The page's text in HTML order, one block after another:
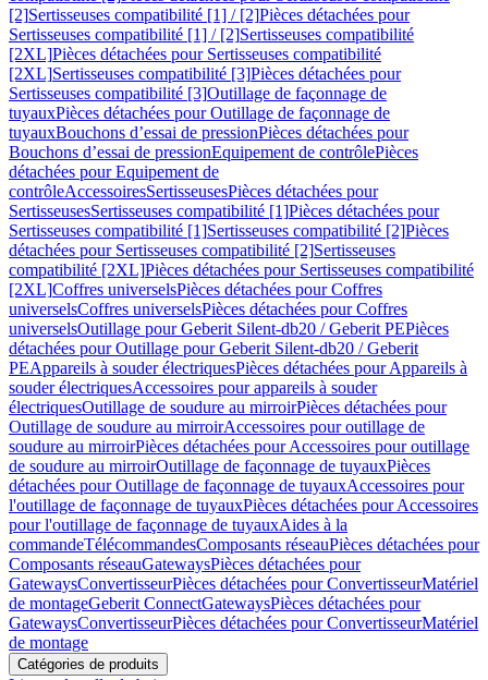
[2]Sertisseuses compatibilité [1] / [2]Pièces détachées pour
Sertisseuses compatibilité [1] / [2]Sertisseuses compatibilité
[2XL]Pièces détachées pour Sertisseuses compatibilité
[2XL]Sertisseuses compatibilité [3]Pièces détachées pour
Sertisseuses compatibilité [3]Outillage de façonnage de
tuyauxPièces détachées pour Outillage de façonnage de
tuyauxBouchons d’essai de pressionPièces détachées pour
Bouchons d’essai de pressionEquipement de contrôlePièces
détachées pour Equipement de
contrôleAccessoiresSertisseusesPièces détachées pour
SertisseusesSertisseuses compatibilité [1]Pièces détachées pour
Sertisseuses compatibilité [1]Sertisseuses compatibilité [2]Pièces
détachées pour Sertisseuses compatibilité [2]Sertisseuses
compatibilité [2XL]Pièces détachées pour Sertisseuses compatibilité
[2XL]Coffres universelsPièces détachées pour Coffres
universelsCoffres universelsPièces détachées pour Coffres
universelsOutillage pour Geberit Silent-db20 / Geberit PEPièces
détachées pour Outillage pour Geberit Silent-db20 / Geberit
PEAppareils à souder électriquesPièces détachées pour Appareils à
souder électriquesAccessoires pour appareils à souder
électriquesOutillage de soudure au mirroirPièces détachées pour
Outillage de soudure au mirroirAccessoires pour outillage de
soudure au mirroirPièces détachées pour Accessoires pour outillage
de soudure au mirroirOutillage de façonnage de tuyauxPièces
détachées pour Outillage de façonnage de tuyauxAccessoires pour
l'outillage de façonnage de tuyauxPièces détachées pour Accessoires
pour l'outillage de façonnage de tuyauxAides à la
commandeTélécommandesComposants réseauPièces détachées pour
Composants réseauGatewaysPièces détachées pour
GatewaysConvertisseurPièces détachées pour ConvertisseurMatériel
de montageGeberit ConnectGatewaysPièces détachées pour
GatewaysConvertisseurPièces détachées pour ConvertisseurMatériel
de montage
Catégories de produits